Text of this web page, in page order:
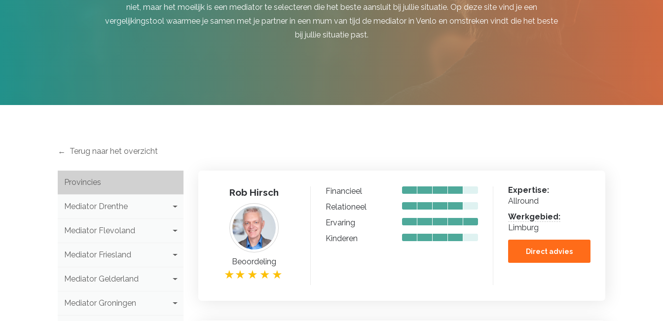
niet, maar het moeilijk is een mediator te selecteren die het beste aansluit bij jullie situatie. Op deze site vind je een
vergelijkingstool waarmee je samen met je partner in een mum van tijd de mediator in Venlo en omstreken vindt die het beste
bij jullie situatie past.
Terug naar het overzicht
Provincies
Mediator Drenthe
Mediator Flevoland
Mediator Friesland
Mediator Gelderland
Mediator Groningen
Rob Hirsch
Beoordeling
Financieel
Relationeel
Ervaring
Kinderen
Expertise:
Allround
Werkgebied:
Limburg
Direct advies